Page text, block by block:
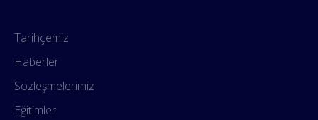
Tarihçemiz
Haberler
Sözleşmelerimiz
Eğitimler